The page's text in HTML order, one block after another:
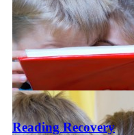
Reading Recovery